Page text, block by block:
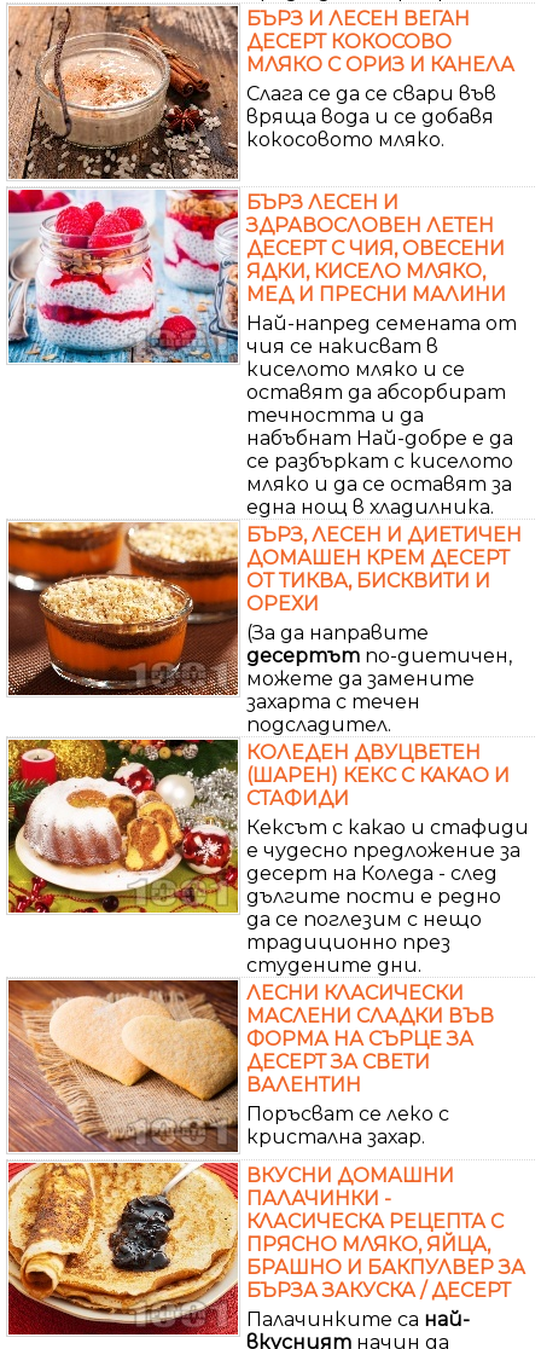
БЪРЗ И ЛЕСЕН ВЕГАН
ДЕСЕРТ КОКОСОВО
МЛЯКО С ОРИЗ И КАНЕЛА
Слага се да се свари във
вряща вода и се добавя
кокосовото мляко.
БЪРЗ ЛЕСЕН И
ЗДРАВОСЛОВЕН ЛЕТЕН
ДЕСЕРТ С ЧИЯ, ОВЕСЕНИ
ЯДКИ, КИСЕЛО МЛЯКО,
МЕД И ПРЕСНИ МАЛИНИ
Най-напред семената от
чия се накисват в
киселото мляко и се
оставят да абсорбират
течността и да
набъбнат Най-добре е да
се разбъркат с киселото
мляко и да се оставят за
една нощ в хладилника.
БЪРЗ, ЛЕСЕН И ДИЕТИЧЕН
ДОМАШЕН КРЕМ ДЕСЕРТ
ОТ ТИКВА, БИСКВИТИ И
ОРЕХИ
(За да направите
десертът по-диетичен,
можете да замените
захарта с течен
подсладител.
КОЛЕДЕН ДВУЦВЕТЕН
(ШАРЕН) КЕКС С КАКАО И
СТАФИДИ
Кексът с какао и стафиди
е чудесно предложение за
десерт на Коледа - след
дългите пости е редно
да се поглезим с нещо
традиционно през
студените дни.
ЛЕСНИ КЛАСИЧЕСКИ
МАСЛЕНИ СЛАДКИ ВЪВ
ФОРМА НА СЪРЦЕ ЗА
ДЕСЕРТ ЗА СВЕТИ
ВАЛЕНТИН
Поръсват се леко с
кристална захар.
ВКУСНИ ДОМАШНИ
ПАЛАЧИНКИ -
КЛАСИЧЕСКА РЕЦЕПТА С
ПРЯСНО МЛЯКО, ЯЙЦА,
БРАШНО И БАКПУЛВЕР ЗА
БЪРЗА ЗАКУСКА / ДЕСЕРТ
Палачинките са най-
вкусният начин да